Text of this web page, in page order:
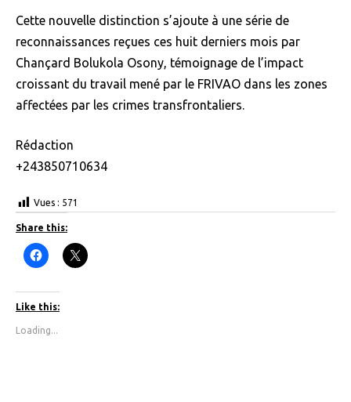
Cette nouvelle distinction s’ajoute à une série de
reconnaissances reçues ces huit derniers mois par
Chançard Bolukola Osony, témoignage de l’impact
croissant du travail mené par le FRIVAO dans les zones
affectées par les crimes transfrontaliers.
Rédaction
+243850710634
Vues : 571
Share this:
C
l
k
t
o
h
C
l
Like this:
Loading...